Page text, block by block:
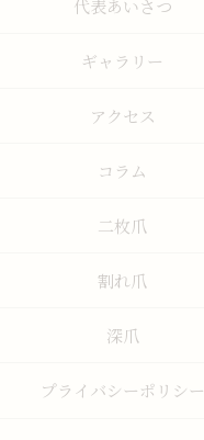
代表あいさつ
ギャラリー
アクセス
コラム
二枚爪
割れ爪
深爪
プライバシーポリシー